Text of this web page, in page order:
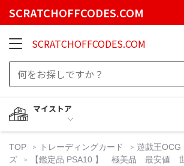
SCRATCHOFFCODES.COM
SCRATCHOFFCODES.COM
マイストア
TOP トレーディングカード
遊戯王OCG
ズ
【鑑定品 PSA10 】 極美品 最安値